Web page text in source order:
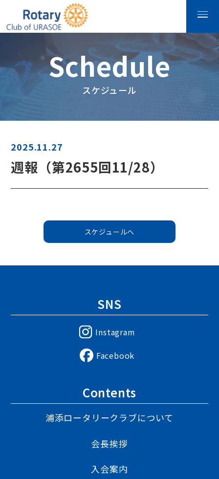
Schedule
スケジュール
週報（第2655回11/28）
2025.11.27
スケジュールへ
SNS
Instagram
Facebook
Contents
浦添ロータリークラブについて
会長挨拶
入会案内